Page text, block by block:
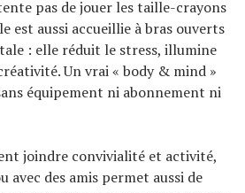
pas de jouer les taille-crayons
est aussi accueillie à bras ouverts
: elle réduit le stress, illumine
Un vrai « body & mind »
équipement ni abonnement ni
joindre convivialité et activité,
avec des amis permet aussi de